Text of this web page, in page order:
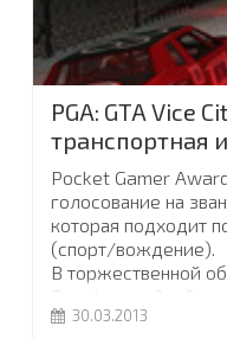
PGA: GTA Vice
транспортная
Pocket Gamer
голосование на
которая подходит
(спорт/вождение).
В торжественной
Developers
результаты
30.03.2013